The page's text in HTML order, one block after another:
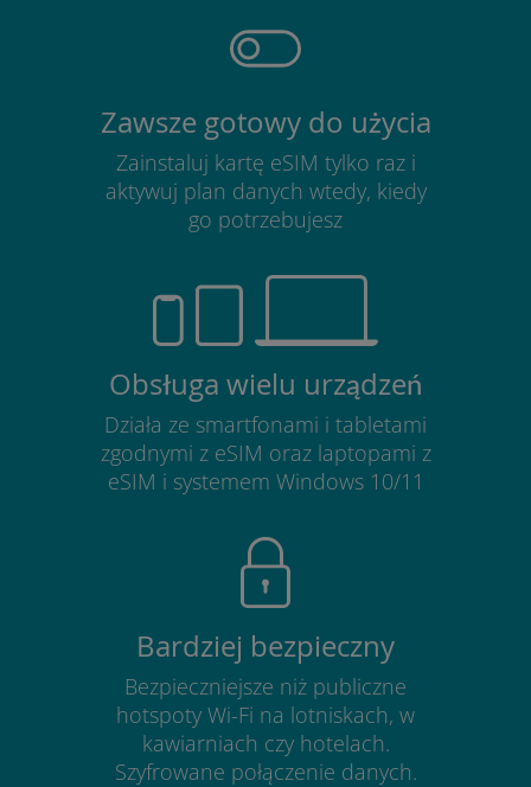
Zawsze gotowy do użycia
Zainstaluj kartę eSIM tylko raz i
aktywuj plan danych wtedy, kiedy
go potrzebujesz
Obsługa wielu urządzeń
Działa ze smartfonami i tabletami
zgodnymi z eSIM oraz laptopami z
eSIM i systemem Windows 10/11
Bardziej bezpieczny
Bezpieczniejsze niż publiczne
hotspoty Wi-Fi na lotniskach, w
kawiarniach czy hotelach.
Szyfrowane połączenie danych.